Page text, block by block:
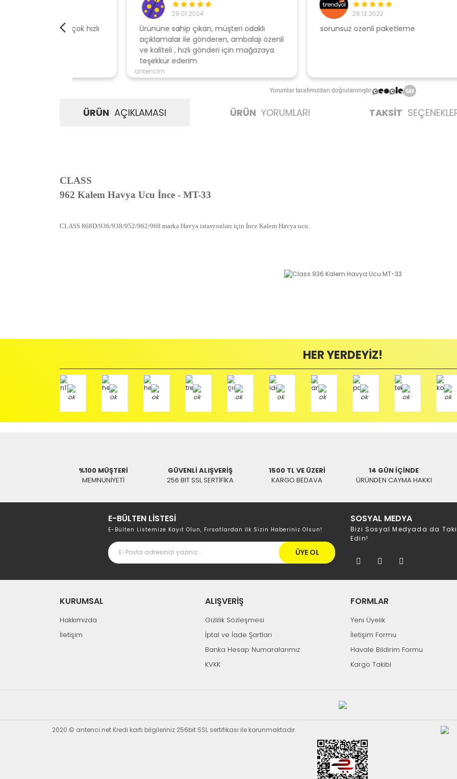
29.01.2024
Ürününe sahip çıkan, müşteri odaklı
açıklamalar ile gönderen, ambalajı özenli
ve kaliteli , hızlı gönderi için mağazaya
teşekkür ederim
29.12.2022
sorunsuz ozenli paketleme
Yorumlar tarafımızdan doğrulanmıştır.
ÜRÜN AÇIKLAMASI ÜRÜN YORUMLARI TAKSİT
CLASS
962 Kalem Havya Ucu İnce - MT-33
CLASS 868D/936/938/952/962/968 marka Havya istasyonları için İnce Kalem Havya ucu.
Yorum Yaz
gerekir.
ödemeli olarak göndermenizi rica ederiz.
Antenci Elektronik San.Tic.Ltd.Şti.
Adres : Akıncılar Mh. Pancar Arkası Sk. No:10/B2 KARESİ / BALIKESİR
Aras Kargo Anlaşma No : 152 294 193 1342
HER YERDEYİZ!
%100 MÜŞTERİ
MEMNUNİYETİ
GÜVENLİ ALIŞVERİŞ
256 BIT SSL SERTİFİKA
1500 TL VE ÜZERİ
KARGO BEDAVA
14 GÜN İÇİNDE
ÜRÜNDEN CAYMA HAKKI
E-BÜLTEN LİSTESİ
E-Bülten Listemize Kayıt Olun, Fırsatlardan İlk Sizin Haberiniz Olsun!
ÜYE OL
SOSYAL MEDYA
Bizi Sosyal Medyada da
Edin!
KURUMSAL
Hakkımızda
İletişim
ALIŞVERİŞ
Gizlilik Sözleşmesi
İptal ve İade Şartları
Banka Hesap Numaralarımız
KVKK
FORMLAR
Yeni Üyelik
İletişim Formu
Havale Bildirim Formu
Kargo Takibi
2020 © antenci.net Kredi kartı bilgileriniz 256bit SSL sertifikası ile korunmaktadır.